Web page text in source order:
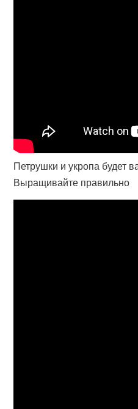
Петрушки и укропа будет
Выращивайте правильно